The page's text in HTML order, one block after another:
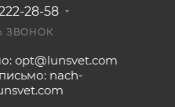
28-58
ЗВОНОК
opt@lunsvet.com
nach-